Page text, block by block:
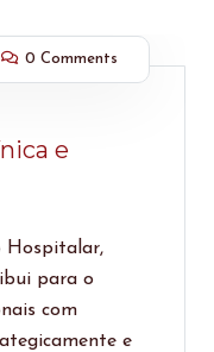
0 Comments
e
Hospitalar,
para o
com
e